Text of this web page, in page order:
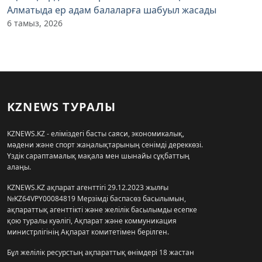
Алматыда ер адам балаларға шабуыл жасады
6 тамыз, 2026
KZNEWS ТУРАЛЫ
KZNEWS.KZ - еліміздегі басты саяси, экономикалық,
мәдени және спорт жаңалықтарының сенімді дереккөзі.
Үздік сараптамалық мақала мен шынайы сұқбаттың
алаңы.
KZNEWS.KZ ақпарат агенттігі 29.12.2023 жылғы
№KZ64VPY00084819 Мерзімді баспасөз басылымын,
ақпараттық агенттікті және желілік басылымды есепке
қою туралы куәлігі, Ақпарат және коммуникация
министрлігінің Ақпарат комитетімен берілген.
Бұл желілік ресурстың ақпараттық өнімдері 18 жастан